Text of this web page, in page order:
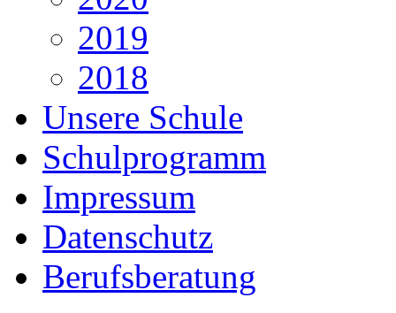
2019
2018
Unsere Schule
Schulprogramm
Impressum
Datenschutz
Berufsberatung